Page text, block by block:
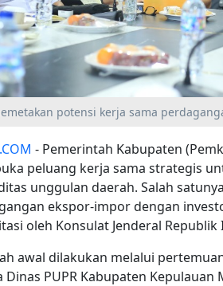
potensi kerja sama
- Pemerintah Kabupaten
peluang kerja sama strategis
unggulan daerah. Salah
ekspor-impor dengan
oleh Konsulat Jenderal Republik
awal dilakukan melalui
Dinas PUPR Kabupaten